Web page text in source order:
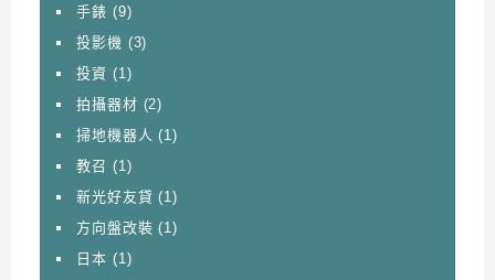
手錶 (9)
投影機 (3)
投資 (1)
拍攝器材 (2)
掃地機器人 (1)
教召 (1)
新光好友貸 (1)
方向盤改裝 (1)
日本 (1)